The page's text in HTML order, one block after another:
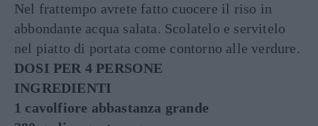
Nel frattempo avrete fatto cuocere il riso in
abbondante acqua salata. Scolatelo e servitelo
nel piatto di portata come contorno alle verdure.
DOSI PER 4 PERSONE
INGREDIENTI
1 cavolfiore abbastanza grande